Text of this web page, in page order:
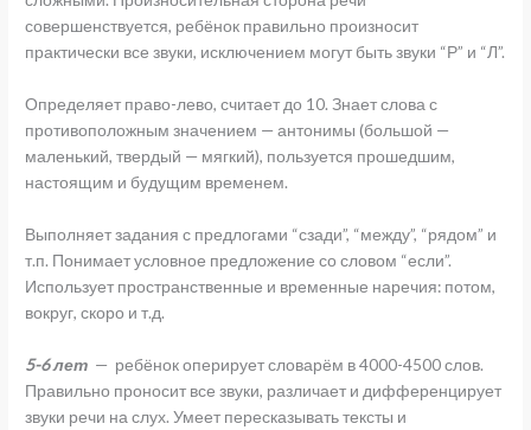
совершенствуется, ребёнок правильно произносит
практически все звуки, исключением могут быть звуки “Р” и “Л”.
Определяет право-лево, считает до 10. Знает слова с
противоположным значением — антонимы (большой —
маленький, твердый — мягкий), пользуется прошедшим,
настоящим и будущим временем.
Выполняет задания с предлогами “сзади”, “между”, “рядом” и
т.п. Понимает условное предложение со словом “если”.
Использует пространственные и временные наречия: потом,
вокруг, скоро и т.д.
5-6 лет — ребёнок оперирует словарём в 4000-4500 слов.
Правильно проносит все звуки, различает и дифференцирует
звуки речи на слух. Умеет пересказывать тексты и